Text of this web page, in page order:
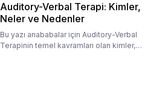
Auditory-Verbal Terapi: Kimler,
Neler ve Nedenler
Bu yazı anababalar için Auditory-Verbal
Terapinin temel kavramları olan kimler,